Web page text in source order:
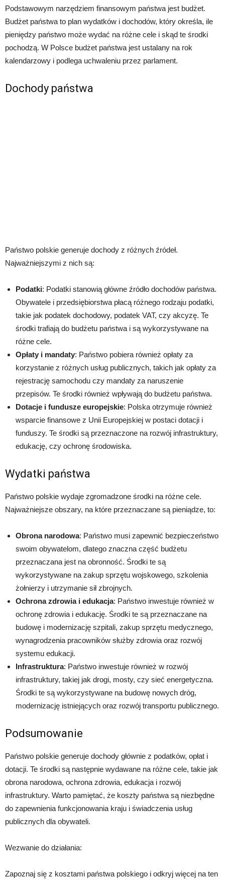
Podstawowym narzędziem finansowym państwa jest budżet.
Budżet państwa to plan wydatków i dochodów, który określa, ile
pieniędzy państwo może wydać na różne cele i skąd te środki
pochodzą. W Polsce budżet państwa jest ustalany na rok
kalendarzowy i podlega uchwaleniu przez parlament.
Dochody państwa
Państwo polskie generuje dochody z różnych źródeł.
Najważniejszymi z nich są:
Podatki: Podatki stanowią główne źródło dochodów państwa.
Obywatele i przedsiębiorstwa płacą różnego rodzaju podatki,
takie jak podatek dochodowy, podatek VAT, czy akcyzę. Te
środki trafiają do budżetu państwa i są wykorzystywane na
różne cele.
Opłaty i mandaty: Państwo pobiera również opłaty za
korzystanie z różnych usług publicznych, takich jak opłaty za
rejestrację samochodu czy mandaty za naruszenie
przepisów. Te środki również wpływają do budżetu państwa.
Dotacje i fundusze europejskie: Polska otrzymuje również
wsparcie finansowe z Unii Europejskiej w postaci dotacji i
funduszy. Te środki są przeznaczone na rozwój infrastruktury,
edukację, czy ochronę środowiska.
Wydatki państwa
Państwo polskie wydaje zgromadzone środki na różne cele.
Najważniejsze obszary, na które przeznaczane są pieniądze, to:
Obrona narodowa: Państwo musi zapewnić bezpieczeństwo
swoim obywatelom, dlatego znaczna część budżetu
przeznaczana jest na obronność. Środki te są
wykorzystywane na zakup sprzętu wojskowego, szkolenia
żołnierzy i utrzymanie sił zbrojnych.
Ochrona zdrowia i edukacja: Państwo inwestuje również w
ochronę zdrowia i edukację. Środki te są przeznaczane na
budowę i modernizację szpitali, zakup sprzętu medycznego,
wynagrodzenia pracowników służby zdrowia oraz rozwój
systemu edukacji.
Infrastruktura: Państwo inwestuje również w rozwój
infrastruktury, takiej jak drogi, mosty, czy sieć energetyczna.
Środki te są wykorzystywane na budowę nowych dróg,
modernizację istniejących oraz rozwój transportu publicznego.
Podsumowanie
Państwo polskie generuje dochody głównie z podatków, opłat i
dotacji. Te środki są następnie wydawane na różne cele, takie jak
obrona narodowa, ochrona zdrowia, edukacja i rozwój
infrastruktury. Warto pamiętać, że koszty państwa są niezbędne
do zapewnienia funkcjonowania kraju i świadczenia usług
publicznych dla obywateli.
Wezwanie do działania:
Zapoznaj się z kosztami państwa polskiego i odkryj więcej na ten